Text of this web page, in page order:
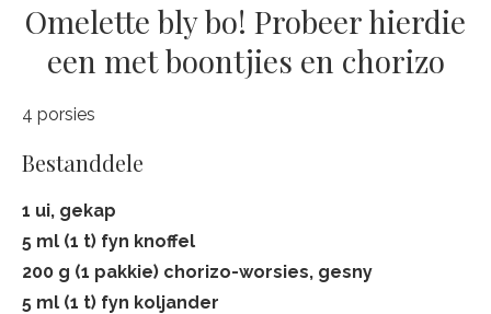
Omelette bly bo! Probeer hierdie
een met boontjies en chorizo
4 porsies
Bestanddele
1 ui, gekap
5 ml (1 t) fyn knoffel
200 g (1 pakkie) chorizo-worsies, gesny
5 ml (1 t) fyn koljander